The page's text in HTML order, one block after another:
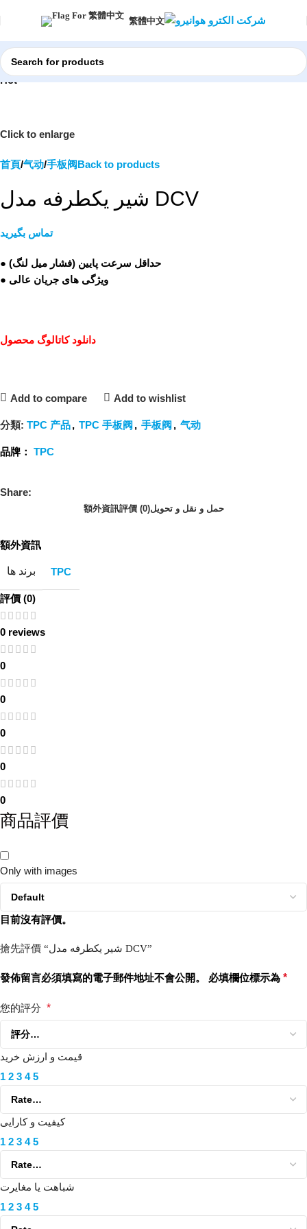
繁體中文
Hot
Click to enlarge
首頁 气动 手板阀Back to products
شیر یکطرفه مدل DCV
تماس بگیرید
● حداقل سرعت پایین (فشار میل لنگ)
● ویژگی های جریان عالی
دانلود کاتالوگ محصول
Add to compare Add to wishlist
分類: TPC 产品, TPC 手板阀 , 手板阀 , 气动
品牌： TPC
Share:
額外資訊評價 (0)حمل و نقل و تحویل
額外資訊
برند ها TPC
評價 (0)
0 reviews
0
0
0
0
0
商品評價
Only with images
目前沒有評價。
搶先評價 “شیر یکطرفه مدل DCV”
發佈留言必須填寫的電子郵件地址不會公開。 必填欄位標示為 *
您的評分 *
قیمت و ارزش خرید
1 2 3 4 5
کیفیت و کارایی
1 2 3 4 5
شباهت یا مغایرت
1 2 3 4 5